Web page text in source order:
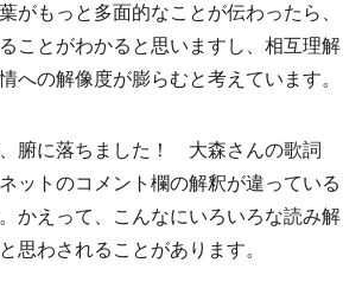
がもっと多面的なことが伝わったら、
ことがわかると思いますし、相互理解
への解像度が膨らむと考えています。
腑に落ちました！ 大森さんの歌詞
ットのコメント欄の解釈が違っている
かえって、こんなにいろいろな読み解
思わされることがあります。